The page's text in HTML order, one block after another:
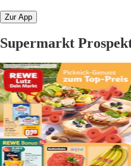
Zur App
Supermarkt